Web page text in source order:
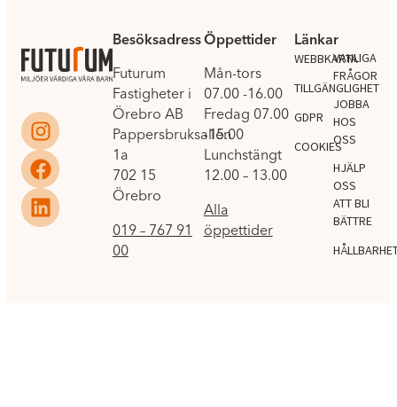
Besöksadress
Futurum
Fastigheter i
Örebro AB
Pappersbruksallén
1a
702 15
Örebro
019 – 767 91
00
Öppettider
Mån-tors
07.00 -16.00
Fredag 07.00
-15.00
Lunchstängt
12.00 – 13.00
Alla
öppettider
Länkar
WEBBKARTA
TILLGÄNGLIGHET
GDPR
COOKIES
.
VANLIGA
FRÅGOR
JOBBA
HOS
OSS
HJÄLP
OSS
ATT BLI
BÄTTRE